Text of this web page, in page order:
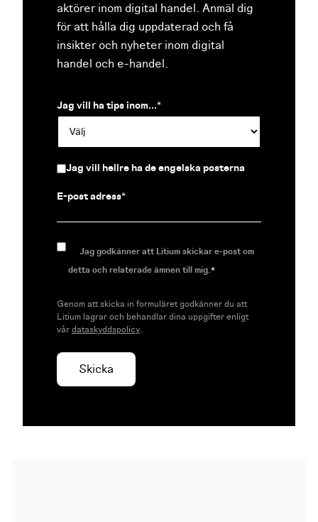
aktörer inom digital handel. Anmäl dig
för att hålla dig uppdaterad och få
insikter och nyheter inom digital
handel och e-handel.
Jag vill ha tips inom...*
Jag vill hellre ha de engelska posterna
E-post adress*
Jag godkänner att Litium skickar e-post om
detta och relaterade ämnen till mig.*
Genom att skicka in formuläret godkänner du att
Litium lagrar och behandlar dina uppgifter enligt
vårdataskyddspolicy.